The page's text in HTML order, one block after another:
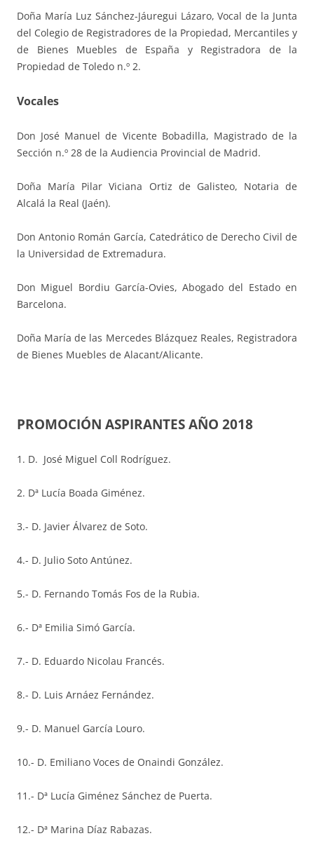
Doña María Luz Sánchez-Jáuregui Lázaro, Vocal de la Junta
del Colegio de Registradores de la Propiedad, Mercantiles y
de Bienes Muebles de España y Registradora de la
Propiedad de Toledo n.º 2.
Vocales
Don José Manuel de Vicente Bobadilla, Magistrado de la
Sección n.º 28 de la Audiencia Provincial de Madrid.
Doña María Pilar Viciana Ortiz de Galisteo, Notaria de
Alcalá la Real (Jaén).
Don Antonio Román García, Catedrático de Derecho Civil de
la Universidad de Extremadura.
Don Miguel Bordiu García-Ovies, Abogado del Estado en
Barcelona.
Doña María de las Mercedes Blázquez Reales, Registradora
de Bienes Muebles de Alacant/Alicante.
PROMOCIÓN ASPIRANTES AÑO 2018
1. D. José Miguel Coll Rodríguez.
2. Dª Lucía Boada Giménez.
3.- D. Javier Álvarez de Soto.
4.- D. Julio Soto Antúnez.
5.- D. Fernando Tomás Fos de la Rubia.
6.- Dª Emilia Simó García.
7.- D. Eduardo Nicolau Francés.
8.- D. Luis Arnáez Fernández.
9.- D. Manuel García Louro.
10.- D. Emiliano Voces de Onaindi González.
11.- Dª Lucía Giménez Sánchez de Puerta.
12.- Dª Marina Díaz Rabazas.